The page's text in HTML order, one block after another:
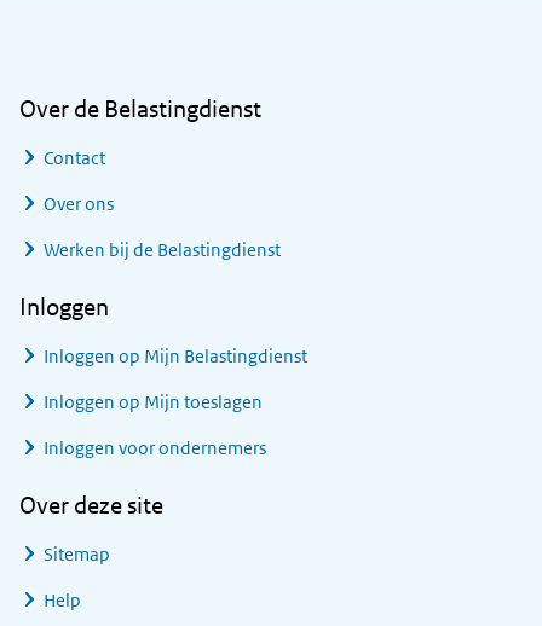
Over de Belastingdienst
Contact
Over ons
Werken bij de Belastingdienst
Inloggen
Inloggen op Mijn Belastingdienst
Inloggen op Mijn toeslagen
Inloggen voor ondernemers
Over deze site
Sitemap
Help